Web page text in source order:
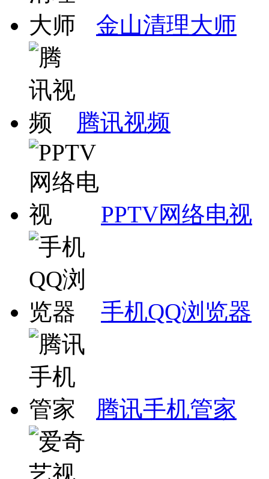
金山清理大师
腾讯视频
PPTV网络电视
手机QQ浏览器
腾讯手机管家